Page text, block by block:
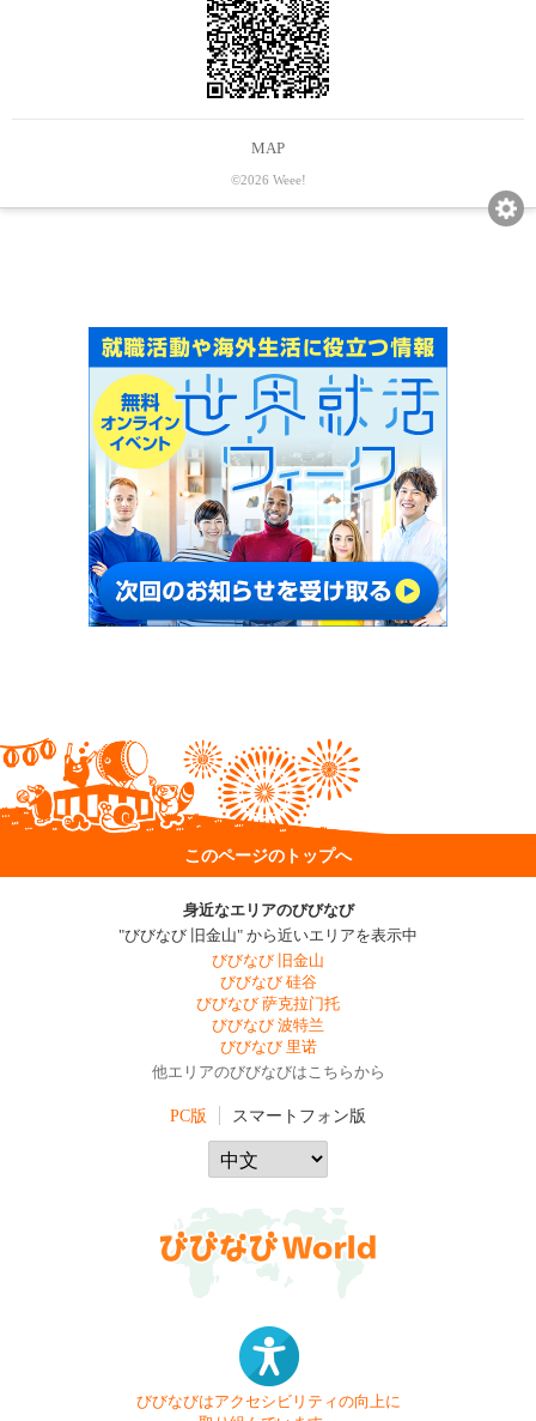
MAP
©2026 Weee!
このページのトップへ
身近なエリアのびびなび
"びびなび 旧金山" から近いエリアを表示中
びびなび 旧金山
びびなび 硅谷
びびなび 萨克拉门托
びびなび 波特兰
びびなび 里诺
他エリアのびびなびはこちらから
PC版 スマートフォン版
びびなびはアクセシビリティの向上に